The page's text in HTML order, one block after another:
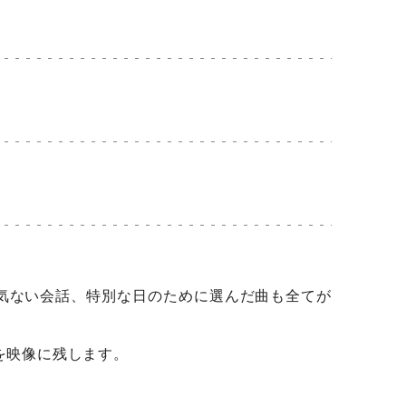
い会話、特別な日のために選んだ曲も全てが
像に残します。